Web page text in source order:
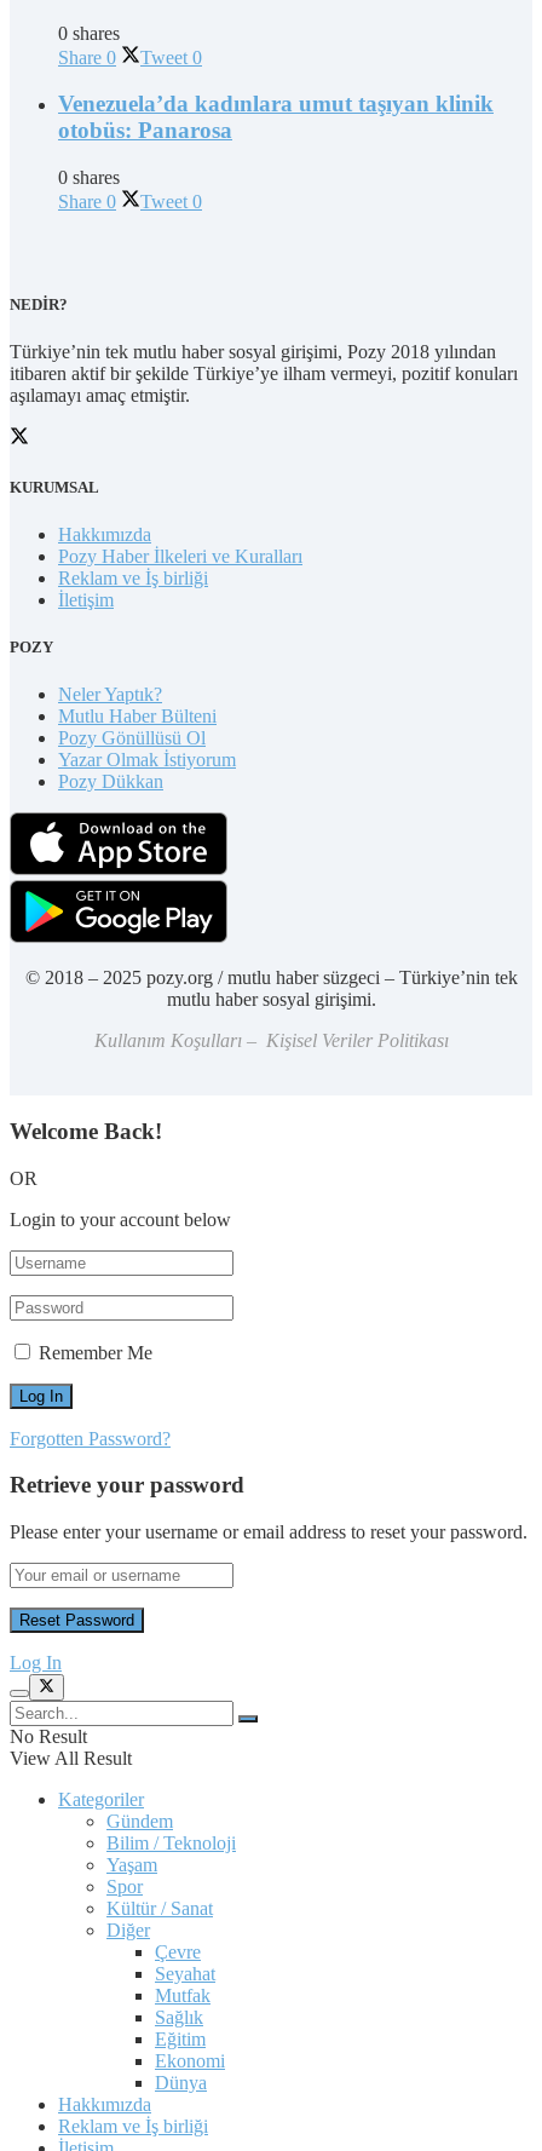
0 shares
Share 0 Tweet 0
Venezuela’da kadınlara umut taşıyan klinik
otobüs: Panarosa
0 shares
Share 0 Tweet 0
NEDİR?
Türkiye’nin tek mutlu haber sosyal girişimi, Pozy 2018 yılından
itibaren aktif bir şekilde Türkiye’ye ilham vermeyi, pozitif konuları
aşılamayı amaç etmiştir.
KURUMSAL
Hakkımızda
Pozy Haber İlkeleri ve Kuralları
Reklam ve İş birliği
İletişim
POZY
Neler Yaptık?
Mutlu Haber Bülteni
Pozy Gönüllüsü Ol
Yazar Olmak İstiyorum
Pozy Dükkan
© 2018 – 2025 pozy.org / mutlu haber süzgeci – Türkiye’nin tek
mutlu haber sosyal girişimi.
Kullanım Koşulları – Kişisel Veriler Politikası
Welcome Back!
OR
Login to your account below
Remember Me
Forgotten Password?
Retrieve your password
Please enter your username or email address to reset your password.
Log In
No Result
View All Result
Kategoriler
Gündem
Bilim / Teknoloji
Yaşam
Spor
Kültür / Sanat
Diğer
Çevre
Seyahat
Mutfak
Sağlık
Eğitim
Ekonomi
Dünya
Hakkımızda
Reklam ve İş birliği